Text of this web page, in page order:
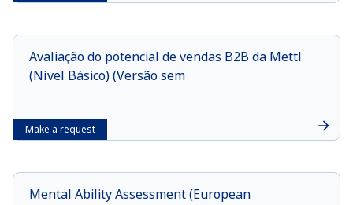
Make a request
Avaliação do potencial de vendas B2B da Mettl
(Nível Básico) (Versão sem
Mental Ability Assessment (European